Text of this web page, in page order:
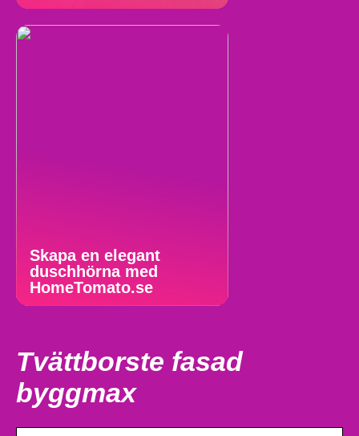
Skapa en elegant
duschhörna med
HomeTomato.se
Tvättborste fasad
byggmax